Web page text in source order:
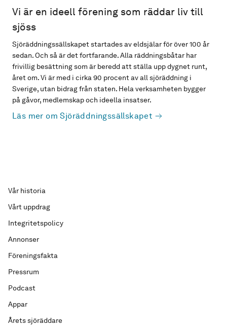
Vi är en ideell förening som räddar liv till
sjöss
Sjöräddningssällskapet startades av eldsjälar för över 100 år
sedan. Och så är det fortfarande. Alla räddningsbåtar har
frivillig besättning som är beredd att ställa upp dygnet runt,
året om. Vi är med i cirka 90 procent av all sjöräddning i
Sverige, utan bidrag från staten. Hela verksamheten bygger
på gåvor, medlemskap och ideella insatser.
Läs mer om Sjöräddningssällskapet
Vår historia
Vårt uppdrag
Integritetspolicy
Annonser
Föreningsfakta
Pressrum
Podcast
Appar
Årets sjöräddare